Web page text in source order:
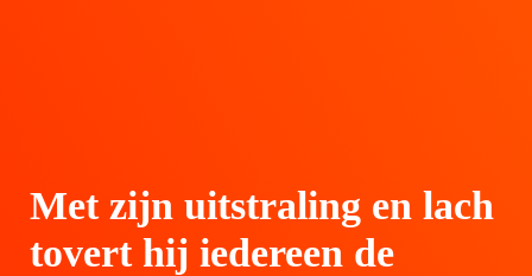
Met zijn uitstraling en lach
tovert hij iedereen de